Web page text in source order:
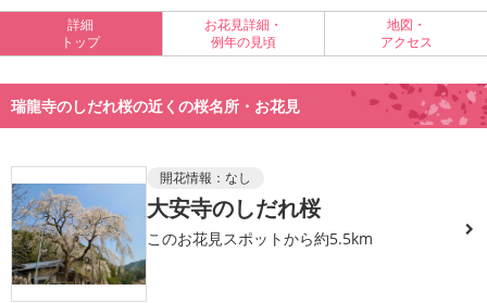
詳細
トップ
お花見詳細・
例年の見頃
地図・
アクセス
瑞龍寺のしだれ桜の近くの桜名所・お花見
開花情報： なし
大安寺のしだれ桜
このお花見スポットから約5.5km